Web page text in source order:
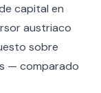
capital en
austriaco
sobre
— comparado